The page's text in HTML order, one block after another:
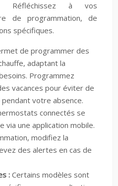
Réfléchissez à vos
de programmation, de
spécifiques.
de programmer des
adaptant la
Programmez
vacances pour éviter de
votre absence.
connectés se
via une application mobile.
modifiez la
des alertes en cas de
: Certains modèles sont